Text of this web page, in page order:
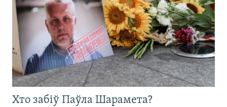
Хто забіў Паўла Шарамета?